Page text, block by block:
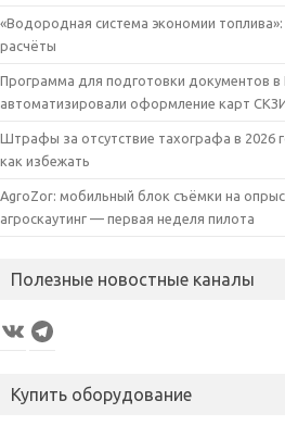
«Водородная система экономии
расчёты
Программа для подготовки документов
автоматизировали оформление карт
Штрафы за отсутствие тахографа в 2026
как избежать
AgroZor: мобильный блок съёмки на
агроскаутинг — первая неделя пилота
Полезные новостные каналы
VK Telegram
Купить оборудование